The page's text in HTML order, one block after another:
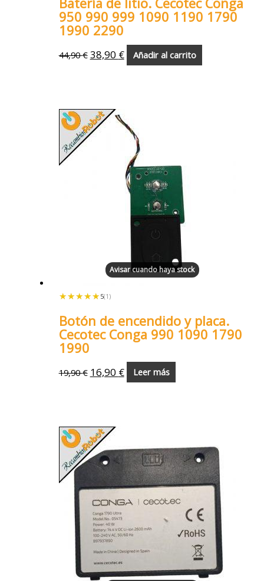
950 990 999 1090 1190 1790
1990 2290
44,90€ 38,90 € Añadir al carrito
Avisar cuando haya stock
★★★★★
★★★★★ 5(1)
Botón de encendido y placa.
Cecotec Conga 990 1090 1790
1990
19,90€ 16,90 € Leer más